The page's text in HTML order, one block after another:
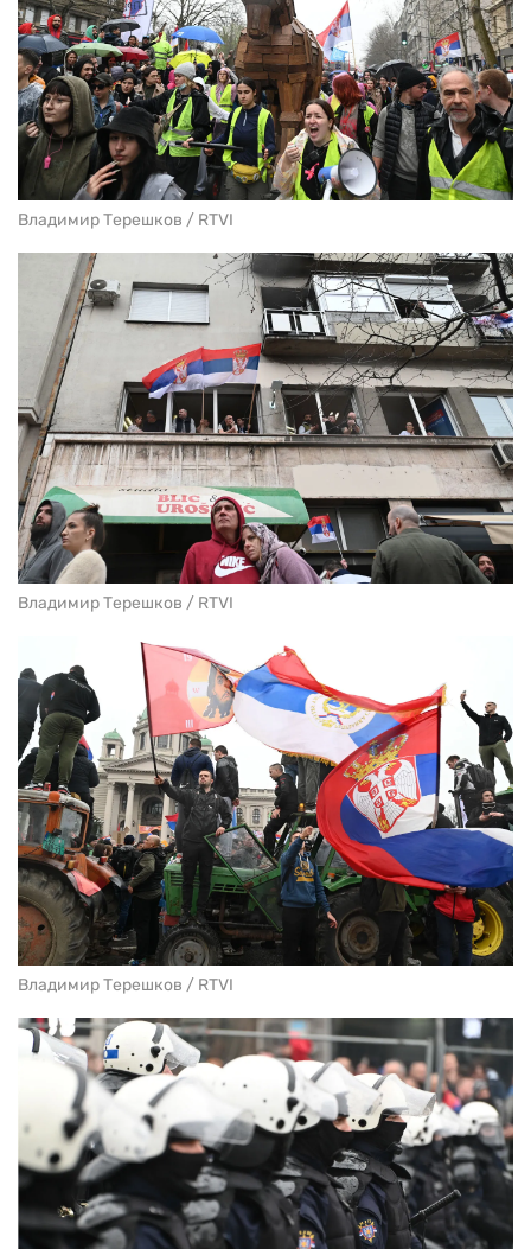
Владимир Терешков / RTVI
Владимир Терешков / RTVI
Владимир Терешков / RTVI